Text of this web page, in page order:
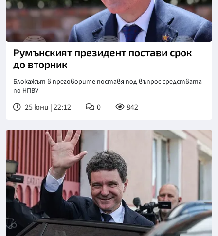
Румънският президент постави срок
до вторник
Блокажът в преговорите поставя под въпрос средствата
по НПВУ
25 юни | 22:12 0 842